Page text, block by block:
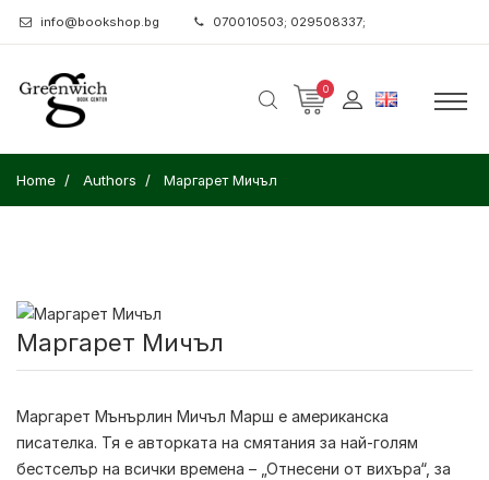
info@bookshop.bg 070010503; 029508337;
0
Home Authors Маргарет Мичъл
Маргарет Мичъл
Маргарет Мънърлин Мичъл Марш е американска
писателка. Тя е авторката на смятания за най-голям
бестселър на всички времена – „Отнесени от вихъра“, за